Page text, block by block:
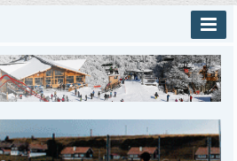
INICIO
PROVINCIALES
DEPORTES
POLICIALES